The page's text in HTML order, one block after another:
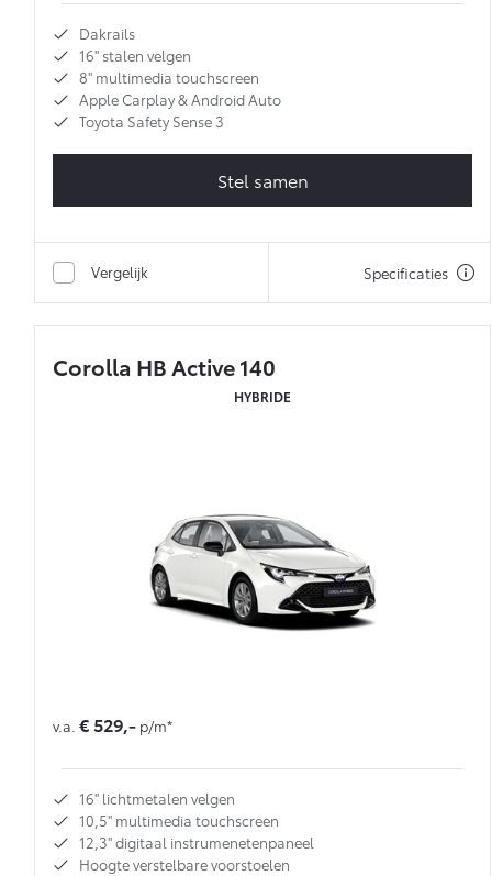
Dakrails
16'' stalen velgen
8'' multimedia touchscreen
Apple Carplay & Android Auto
Toyota Safety Sense 3
Stel samen
Vergelijk Specificaties
Corolla HB Active 140
HYBRIDE
v.a. € 529,- p/m*
16'' lichtmetalen velgen
10,5'' multimedia touchscreen
12,3'' digitaal instrumenetenpaneel
Hoogte verstelbare voorstoelen